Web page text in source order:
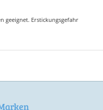
geeignet. Erstickungsgefahr